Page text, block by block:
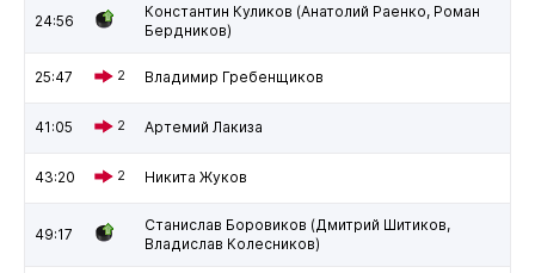
24:56
Константин Куликов (Анатолий Раенко, Роман
Бердников)
25:47 2 Владимир Гребенщиков
41:05 2 Артемий Лакиза
43:20 2 Никита Жуков
49:17
Станислав Боровиков (Дмитрий Шитиков,
Владислав Колесников)